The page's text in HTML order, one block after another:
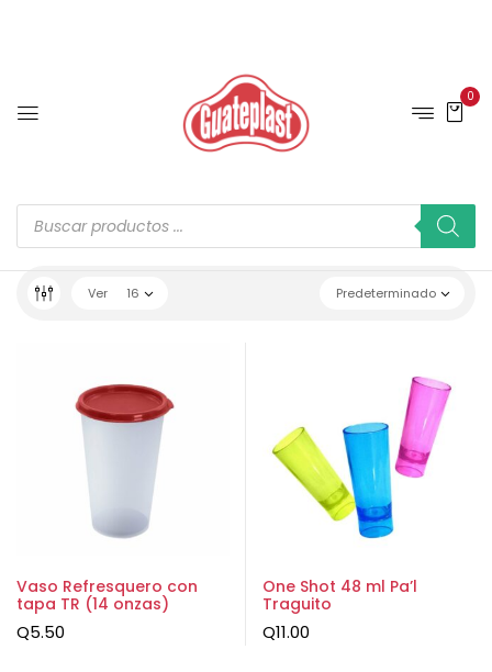
0
Predeterminado
Ver 16
Vaso Refresquero con
tapa TR (14 onzas)
Q5.50
One Shot 48 ml Pa’l
Traguito
Q11.00